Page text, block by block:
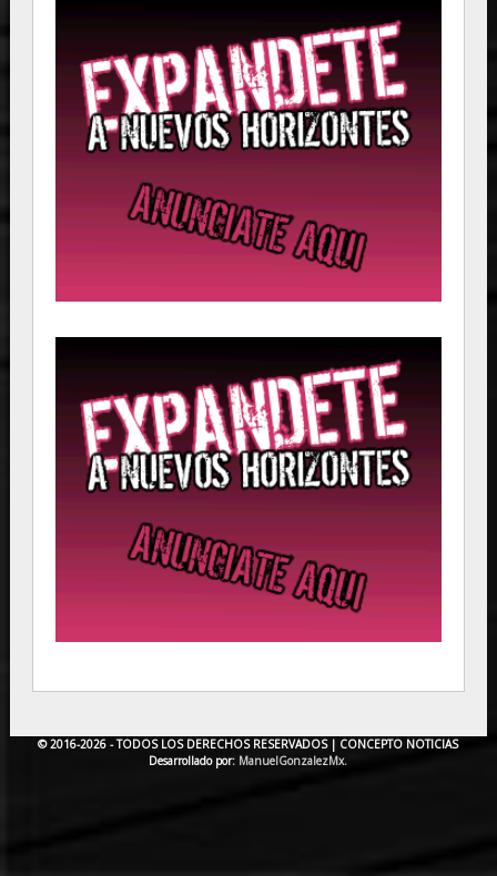
© 2016-2026 - TODOS LOS DERECHOS RESERVADOS | CONCEPTO NOTICIAS
Desarrollado por: ManuelGonzalezMx.